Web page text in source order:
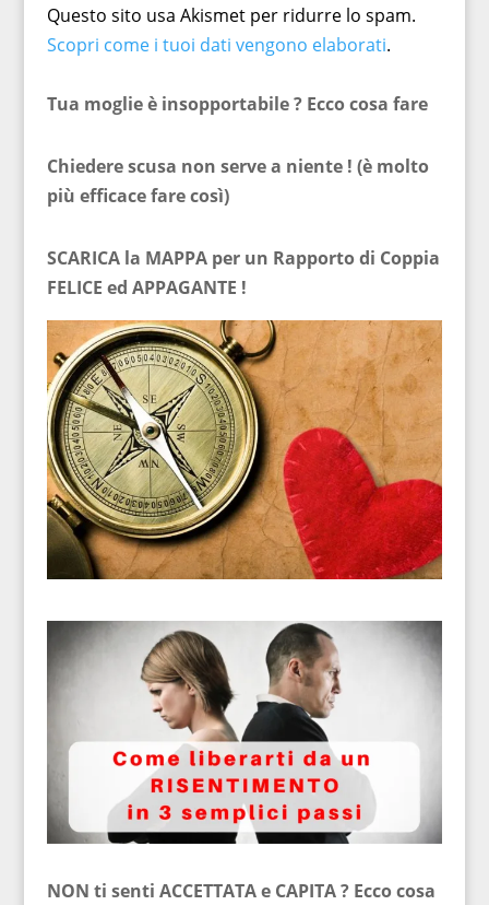
Questo sito usa Akismet per ridurre lo spam.
Scopri come i tuoi dati vengono elaborati.
Tua moglie è insopportabile ? Ecco cosa fare
Chiedere scusa non serve a niente ! (è molto
più efficace fare così)
SCARICA la MAPPA per un Rapporto di Coppia
FELICE ed APPAGANTE !
NON ti senti ACCETTATA e CAPITA ? Ecco cosa